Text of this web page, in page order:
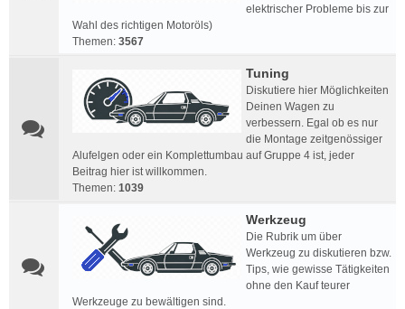
elektrischer Probleme bis zur
Wahl des richtigen Motoröls)
Themen: 3567
Tuning
Diskutiere hier Möglichkeiten
Deinen Wagen zu
verbessern. Egal ob es nur
die Montage zeitgenössiger
Alufelgen oder ein Komplettumbau auf Gruppe 4 ist, jeder
Beitrag hier ist willkommen.
Themen: 1039
Werkzeug
Die Rubrik um über
Werkzeug zu diskutieren bzw.
Tips, wie gewisse Tätigkeiten
ohne den Kauf teurer
Werkzeuge zu bewältigen sind.